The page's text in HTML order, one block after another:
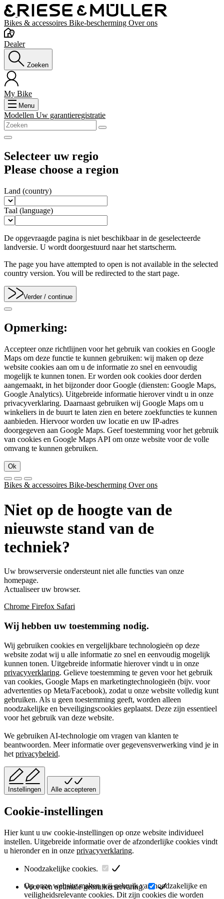
Bikes & accessoires Bike-bescherming Over ons
Dealer
Zoeken
My Bike
Menu
Modellen Uw garantieregistratie
Selecteer uw regio
Please choose a region
Land (country)
Taal (language)
De opgevraagde pagina is niet beschikbaar in de geselecteerde
landversie. U wordt doorgestuurd naar het startscherm.
The page you have attempted to open is not available in the selected
country version. You will be redirected to the start page.
Verder / continue
Opmerking:
Accepteer onze richtlijnen voor het gebruik van cookies en Google
Maps om deze functie te kunnen gebruiken: wij maken op deze
website cookies aan om u de informatie zo snel en eenvoudig
mogelijk te kunnen tonen. Er worden ook cookies door derden
aangemaakt, in het bijzonder door Google (diensten: Google Maps,
Google Analytics). Uitgebreide informatie hierover vindt u in onze
privacyverklaring. Daarnaast gebruiken wij Google Maps om u
winkeliers in de buurt te laten zien en betere zoekfuncties te kunnen
aanbieden. Hiervoor worden uw locatie en uw IP-adres
doorgegeven aan Google Maps. Geef toestemming voor het gebruik
van cookies en Google Maps API om onze website voor de volle
omvang te kunnen gebruiken.
Ok
Bikes & accessoires Bike-bescherming Over ons
Niet op de hoogte van de
nieuwste stand van de
techniek?
Uw browserversie ondersteunt niet alle functies van onze
homepage.
Actualiseer uw browser.
Chrome Firefox Safari
Wij hebben uw toestemming nodig.
Wij gebruiken cookies en vergelijkbare technologieën op deze
website zodat wij u alle informatie zo snel en eenvoudig mogelijk
kunnen tonen. Uitgebreide informatie hierover vindt u in onze
privacyverklaring. Gelieve toestemming te geven voor het gebruik
van cookies, Google Maps en marketingtechnologieën (bijv. voor
advertenties op Meta/Facebook), zodat u onze website volledig kunt
gebruiken. Als u geen toestemming geeft, worden alleen
noodzakelijke en beveiligingscookies geplaatst. Deze zijn essentieel
voor het gebruik van deze website.
We gebruiken AI-technologie om vragen van klanten te
beantwoorden. Meer informatie over gegevensverwerking vind je in
het privacybeleid.
Instellingen Alle accepteren
Cookie-instellingen
Hier kunt u uw cookie-instellingen op onze website individueel
instellen. Uitgebreide informatie over de afzonderlijke cookies vindt
u hieronder en in onze privacyverklaring.
Noodzakelijke cookies.
Op onze website maken wij gebruik van noodzakelijke en
veiligheidsrelevante cookies. Dit zijn cookies die worden
Voor een optimale gebruikerservaring.